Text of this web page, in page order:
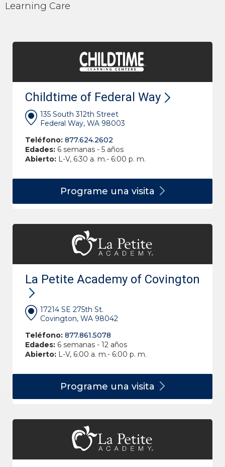
Learning Care
Childtime of Federal Way
135 South 312th Street
Federal Way, WA 98003
Teléfono: 877.624.2602
Edades: 6 semanas - 5 años
Abierto: L-V, 6:30 a. m.- 6:00 p. m.
Programe una visita
La Petite Academy of Covington
17214 SE 275th St.
Covington, WA 98042
Teléfono: 877.861.5078
Edades: 6 semanas - 12 años
Abierto: L-V, 6:00 a. m.- 6:00 p. m.
Programe una visita